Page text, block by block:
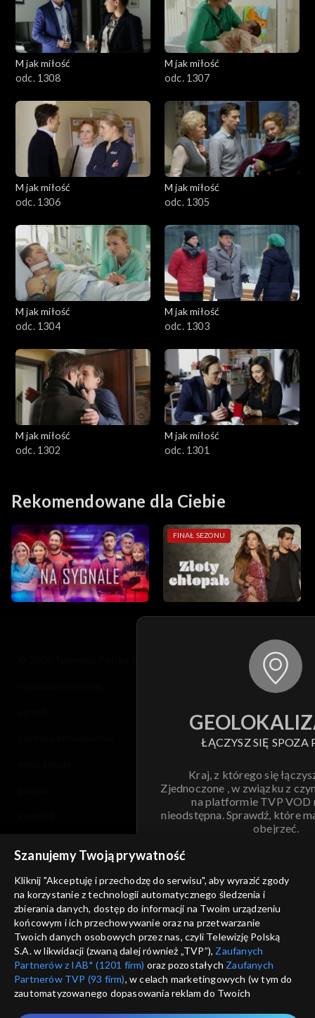
M jak miłość
odc. 1308
M jak miłość
odc. 1307
M jak miłość
odc. 1306
M jak miłość
odc. 1305
M jak miłość
odc. 1304
M jak miłość
odc. 1303
M jak miłość
odc. 1302
M jak miłość
odc. 1301
Rekomendowane dla Ciebie
FINAŁ SEZONU
ŁĄCZYSZ SIĘ SPOZA
Kraj, z którego się
Zjednoczone , w związku z
na platformie TVP VOD
nieodstępna. Sprawdź, które
obejrzeć.
ANULUJ
informacje o dostawcy usług
Szanujemy Twoją prywatność
Kliknij "Akceptuję i przechodzę do serwisu", aby wyrazić zgody
na korzystanie z technologii automatycznego śledzenia i
zbierania danych, dostęp do informacji na Twoim urządzeniu
końcowym i ich przechowywanie oraz na przetwarzanie
Twoich danych osobowych przez nas, czyli Telewizję Polską
S.A. w likwidacji (zwaną dalej również „TVP”), Zaufanych
Partnerów z IAB* (1201 firm) oraz pozostałych Zaufanych
Partnerów TVP (93 firm), w celach marketingowych (w tym do
zautomatyzowanego dopasowania reklam do Twoich